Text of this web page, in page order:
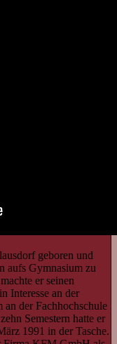
geboren und
aufs Gymnasium zu
er seinen
Interesse an der
der Fachhochschule
Semestern hatte er
1991 in der Tasche.